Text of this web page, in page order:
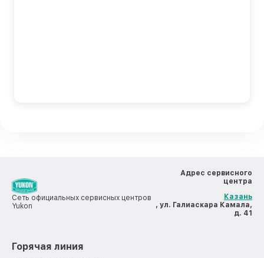
Сеть официальных сервисных центров
Yukon
Адрес сервисного
центра
Казань
, ул. Галиаскара Камала,
д. 41
Горячая линия